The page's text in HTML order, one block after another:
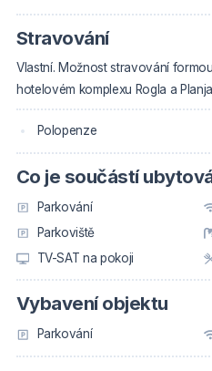
Stravování
Vlastní. Možnost stravování
hotelovém komplexu Rogla a
Polopenze
Co je součástí
Parkování
Parkoviště
TV-SAT na pokoji
Vybavení objektu
Parkování